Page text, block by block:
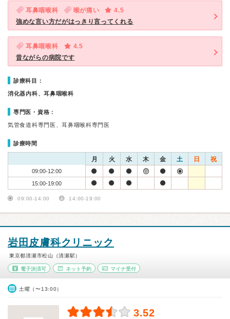
耳鼻咽喉科 喉が痛い
4.5
強めな言い方だがはっきり言ってくれる
耳鼻咽喉科
4.5
昔ながらの病院です
診療科目：
消化器内科、耳鼻咽喉科
専門医・資格：
気管食道科専門医、耳鼻咽喉科専門医
診療時間
月 火 水 木 金 土 日 祝
09:00-12:00
15:00-19:00
09:00-14:00 14:00-19:00
岩田皮膚科クリニック
東京都清瀬市松山（清瀬駅）
電子決済可 ネット予約 マイナ受付
土曜（〜13:00）
3.52